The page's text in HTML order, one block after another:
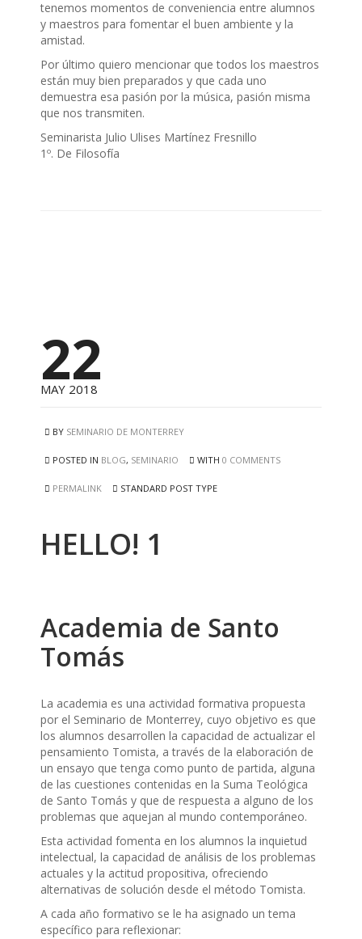
tenemos momentos de conveniencia entre alumnos
y maestros para fomentar el buen ambiente y la
amistad.
Por último quiero mencionar que todos los maestros
están muy bien preparados y que cada uno
demuestra esa pasión por la música, pasión misma
que nos transmiten.
Seminarista Julio Ulises Martínez Fresnillo
1º. De Filosofía
22
MAY 2018
BY SEMINARIO DE MONTERREY
POSTED IN BLOG, SEMINARIO WITH 0 COMMENTS
PERMALINK STANDARD POST TYPE
HELLO! 1
Academia de Santo
Tomás
La academia es una actividad formativa propuesta
por el Seminario de Monterrey, cuyo objetivo es que
los alumnos desarrollen la capacidad de actualizar el
pensamiento Tomista, a través de la elaboración de
un ensayo que tenga como punto de partida, alguna
de las cuestiones contenidas en la Suma Teológica
de Santo Tomás y que de respuesta a alguno de los
problemas que aquejan al mundo contemporáneo.
Esta actividad fomenta en los alumnos la inquietud
intelectual, la capacidad de análisis de los problemas
actuales y la actitud propositiva, ofreciendo
alternativas de solución desde el método Tomista.
A cada año formativo se le ha asignado un tema
específico para reflexionar: